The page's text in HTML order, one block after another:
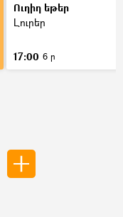
Ուղիղ եթեր
Լուրեր
17:00 6 ր